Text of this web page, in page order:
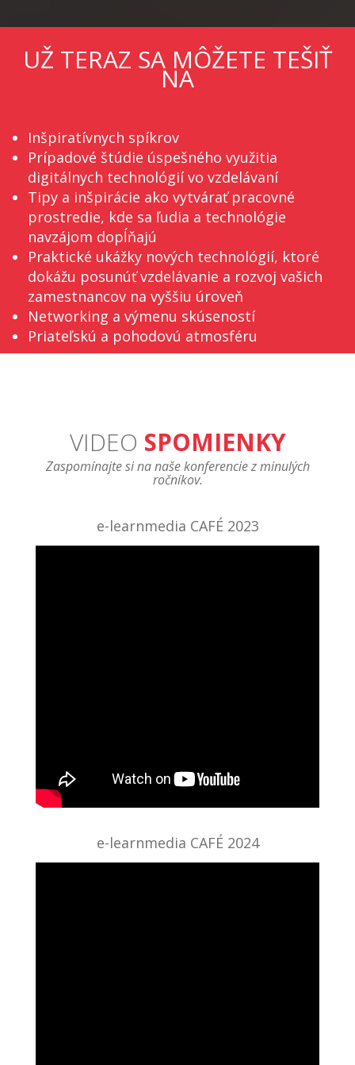
UŽ TERAZ SA MÔŽETE TEŠIŤ
NA
Inšpiratívnych spíkrov
Prípadové štúdie úspešného využitia
digitálnych technológií vo vzdelávaní
Tipy a inšpirácie ako vytvárať pracovné
prostredie, kde sa ľudia a technológie
navzájom dopĺňajú
Praktické ukážky nových technológií, ktoré
dokážu posunúť vzdelávanie a rozvoj vašich
zamestnancov na vyššiu úroveň
Networking a výmenu skúseností
Priateľskú a pohodovú atmosféru
VIDEO SPOMIENKY
Zaspomínajte si na naše konferencie z minulých
ročníkov.
e-learnmedia CAFÉ 2023
e-learnmedia CAFÉ 2024